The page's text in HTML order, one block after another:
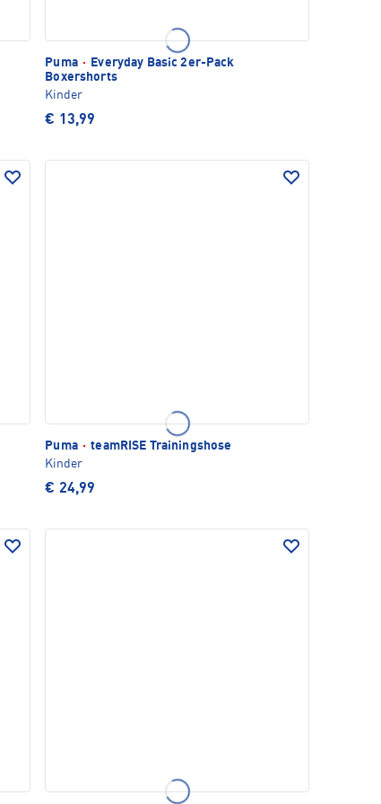
Puma ·
Everyday Basic 2er-Pack
Boxershorts
Kinder
€ 13,99
Puma · teamRISE Trainingshose
Kinder
€ 24,99